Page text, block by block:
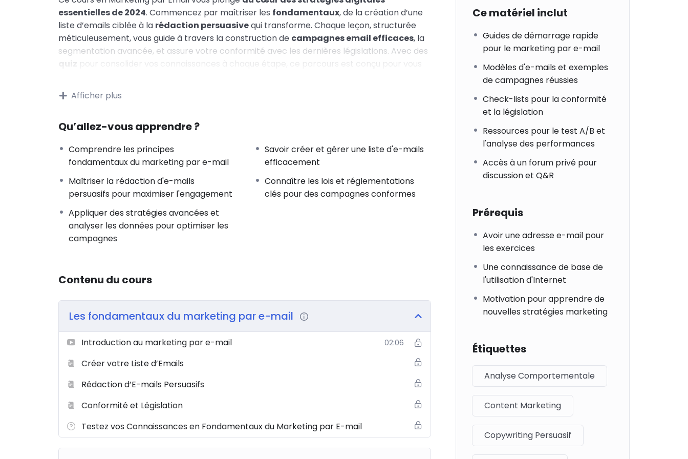
essentielles de 2024. Commencez par maîtriser les fondamentaux, de la création d’une
liste d’emails ciblée à la rédaction persuasivequi transforme. Chaque leçon, structurée
méticuleusement, vous guide à travers la construction de campagnes email efficaces, la
segmentation avancée, et assure votre conformité avec les dernières législations. Avec des
quiz
pour consolider vos connaissances à chaque étape, ce parcours est conçu pour vous
jamais auparavant. Sortez de ce cours non seulement avec une compréhension
approfondie du marketing par email mais aussi avec la capacité de l’appliquer
Afficher plus
Qu’allez-vous apprendre ?
Comprendre les principes
fondamentaux du marketing par e-mail
Savoir créer et gérer une liste d'e-mails
efficacement
Maîtriser la rédaction d'e-mails
persuasifs pour maximiser l'engagement
Connaître les lois et réglementations
clés pour des campagnes conformes
Appliquer des stratégies avancées et
analyser les données pour optimiser les
campagnes
Contenu du cours
Les fondamentaux du marketing par e-mail
Introduction au marketing par e-mail 02:06
Créer votre Liste d’Emails
Rédaction d’E-mails Persuasifs
Conformité et Législation
Testez vos Connaissances en Fondamentaux du Marketing par E-mail
Ce matériel inclut
Guides de démarrage rapide
pour le marketing par e-mail
Modèles d'e-mails et exemples
de campagnes réussies
Check-lists pour la conformité
et la législation
Ressources pour le test A/B et
l'analyse des performances
Accès à un forum privé pour
discussion et Q&R
Prérequis
Avoir une adresse e-mail pour
les exercices
Une connaissance de base de
l'utilisation d'Internet
Motivation pour apprendre de
nouvelles stratégies marketing
Étiquettes
Analyse Comportementale
Content Marketing
Copywriting Persuasif